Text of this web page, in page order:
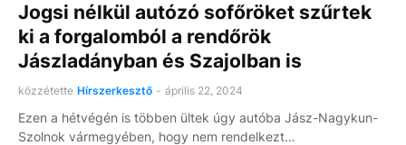
Jogsi nélkül autózó sofőröket szűrtek
ki a forgalomból a rendőrök
Jászladányban és Szajolban is
közzétette Hírszerkesztő - április 22, 2024
Ezen a hétvégén is többen ültek úgy autóba Jász-Nagykun-
Szolnok vármegyében, hogy nem rendelkezt…